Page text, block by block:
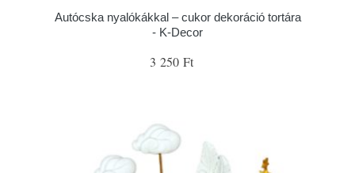
Autócska nyalókákkal – cukor dekoráció tortára
- K-Decor
3 250 Ft